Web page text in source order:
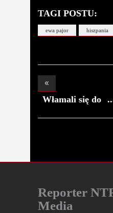
TAGI POSTU:
ewa pajor hiszpania
Włamali się do
Reporter
Media